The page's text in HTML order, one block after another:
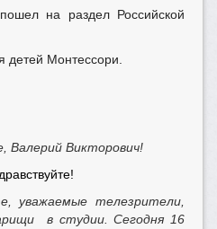
на раздел Российской
детей Монтессори.
Валерий Викторович!
уважаемые телезрители,
в студии. Сегодня 16